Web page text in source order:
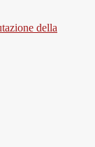
della